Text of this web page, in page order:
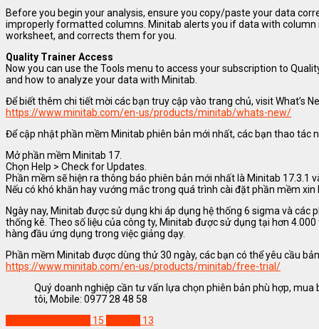
Before you begin your analysis, ensure you copy/paste your data
improperly formatted columns. Minitab alerts you if data with
worksheet, and corrects them for you.
Quality Trainer Access
Now you can use the Tools menu to access your subscription to
and how to analyze your data with Minitab.
Để biết thêm chi tiết mời các bạn truy cập vào trang chủ, visit What’s
https://www.minitab.com/en-us/products/minitab/whats-new/
Để cập nhật phần mềm Minitab phiên bản mới nhất, các bạn thao tác
Mở phần mềm Minitab 17.
Chọn Help > Check for Updates.
Phần mềm sẽ hiện ra thông báo phiên bản mới nhất là Minitab 17.3.1
Nếu có khó khăn hay vướng mắc trong quá trình cài đặt phần mềm
Ngày nay, Minitab được sử dụng khi áp dụng hệ thống 6 sigma và
thống kê. Theo số liệu của công ty, Minitab được sử dụng tại hơn
hàng đầu ứng dụng trong việc giảng dạy.
Phần mềm Minitab được dùng thử 30 ngày, các bạn có thể yêu cầu
https://www.minitab.com/en-us/products/minitab/free-trial/
Quý doanh nghiệp cần tư vấn lựa chọn phiên bản phù hợp,
tôi, Mobile: 0977 28 48 58
15 13